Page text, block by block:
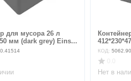
для мусора 26 л
мм (dark grey) Eins...
КОД:
Нет в